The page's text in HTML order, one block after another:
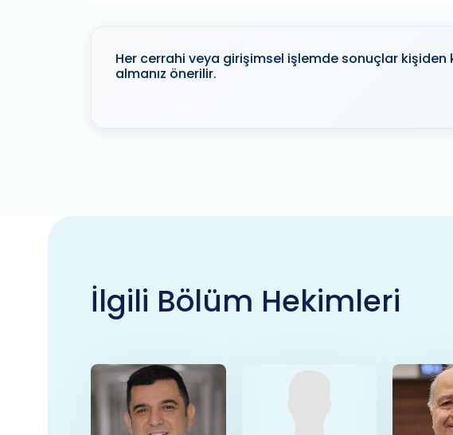
Her cerrahi veya girişimsel işlemde sonuçlar
almanız önerilir.
İlgili Bölüm Hekimleri